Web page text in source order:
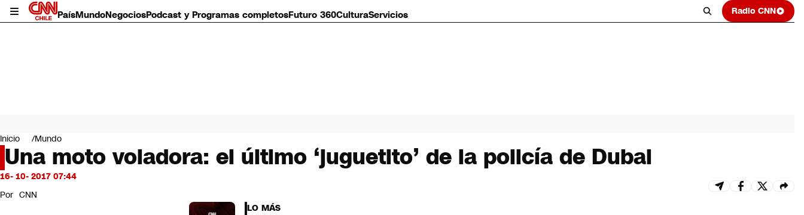
PaísMundoNegociosPodcast y Programas completosFuturo 360CulturaServicios Radio CNN
Mundo
Negocios
Deportes
Programas completos
Servicios
Inicio Mundo
Una moto voladora: el último ‘juguetito’ de la policía de Dubai
16- 10- 2017 07:44
Por CNN
LO MÁS